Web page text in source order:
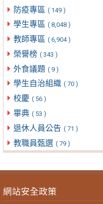
防疫專區 ( 149 )
學生專區 ( 8,048 )
教師專區 ( 6,904 )
榮譽榜 ( 343 )
外食議題 ( 9 )
學生自治組織 ( 70 )
校慶 ( 56 )
畢典 ( 53 )
退休人員公告 ( 71 )
教職員甄選 ( 79 )
網站安全政策